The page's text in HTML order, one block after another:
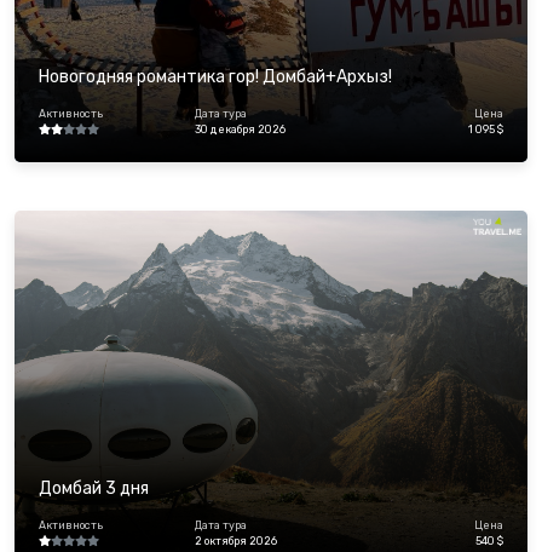
Новогодняя романтика гор! Домбай+Архыз!
Активность
Дата тура
30 декабря 2026
Цена
1 095 $
Домбай 3 дня
Активность
Дата тура
2 октября 2026
Цена
540 $